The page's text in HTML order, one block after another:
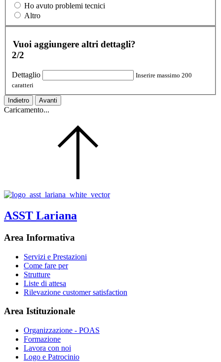
Ho avuto problemi tecnici
Altro
Vuoi aggiungere altri dettagli?
2/2
Dettaglio
Inserire massimo 200
caratteri
Indietro Avanti
Caricamento...
ASST Lariana
Area Informativa
Servizi e Prestazioni
Come fare per
Strutture
Liste di attesa
Rilevazione customer satisfaction
Area Istituzionale
Organizzazione - POAS
Formazione
Lavora con noi
Logo e Patrocinio